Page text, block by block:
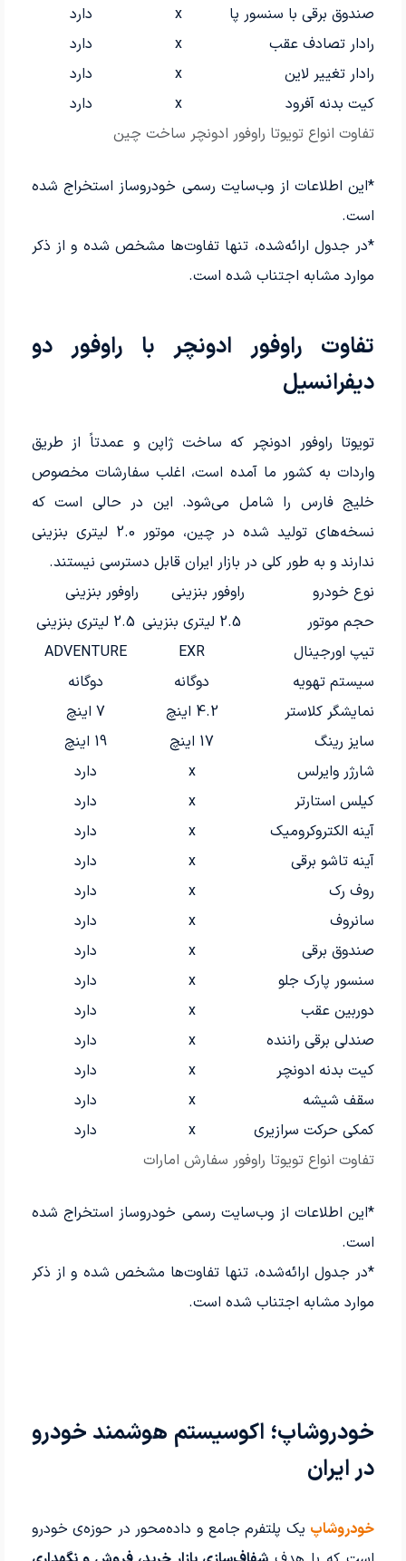
تفاوت انواع تویوتا راوفور ادونچر ساخت چین
صندوق برقی با سنسور پا
x
دارد
رادار تصادف عقب
x
دارد
رادار تغییر لاین
x
دارد
کیت بدنه آفرود
x دارد
*این اطلاعات از وب‌سایت رسمی خودروساز استخراج شده
است.
*در جدول ارائه‌شده، تنها تفاوت‌ها مشخص شده و از ذکر
موارد مشابه اجتناب شده است.
تفاوت راوفور ادونچر با راوفور دو
دیفرانسیل
تویوتا راوفور ادونچر که ساخت ژاپن و عمدتاً از طریق
واردات به کشور ما آمده است، اغلب سفارشات مخصوص
خلیج فارس را شامل می‌شود. این در حالی است که
نسخه‌های تولید شده در چین، موتور 2.0 لیتری بنزینی
ندارند و به طور کلی در بازار ایران قابل دسترسی نیستند.
تفاوت انواع تویوتا راوفور سفارش امارات
نوع خودرو راوفور بنزینی
راوفور بنزینی
حجم موتور
2.5 لیتری بنزینی
2.5 لیتری بنزینی
تیپ اورجینال
EXR
ADVENTURE
سیستم تهویه
دوگانه
دوگانه
نمایشگر کلاستر
4.2 اینچ
7 اینچ
سایز رینگ
17 اینچ
19 اینچ
شارژر وایرلس
x
دارد
کیلس استارتر
x
دارد
آینه الکتروکرومیک
x
دارد
آینه تاشو برقی
x
دارد
روف رک
x
دارد
سانروف
x
دارد
صندوق برقی
x
دارد
سنسور پارک جلو
x
دارد
دوربین عقب
x
دارد
صندلی برقی راننده
x
دارد
کیت بدنه ادونچر
x
دارد
سقف شیشه
x
دارد
کمکی حرکت سرازیری
x دارد
*این اطلاعات از وب‌سایت رسمی خودروساز استخراج شده
است.
*در جدول ارائه‌شده، تنها تفاوت‌ها مشخص شده و از ذکر
موارد مشابه اجتناب شده است.
خودروشاپ؛ اکوسیستم هوشمند خودرو
در ایران
خودروشاپ یک پلتفرم جامع و داده‌محور در حوزه‌ی خودرو